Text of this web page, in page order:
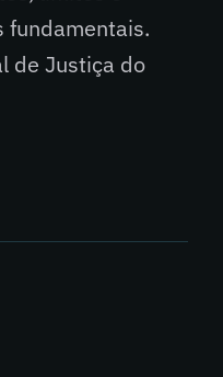
fundamentais.
de Justiça do